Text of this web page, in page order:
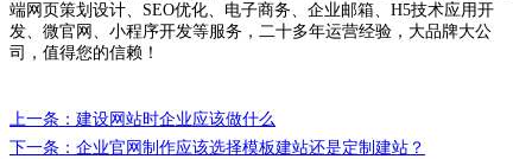
端网页策划设计、SEO优化、电子商务、企业邮箱、H5技术应用开
发、微官网、小程序开发等服务，二十多年运营经验，大品牌大公
司，值得您的信赖！
上一条：建设网站时企业应该做什么
下一条：企业官网制作应该选择模板建站还是定制建站？